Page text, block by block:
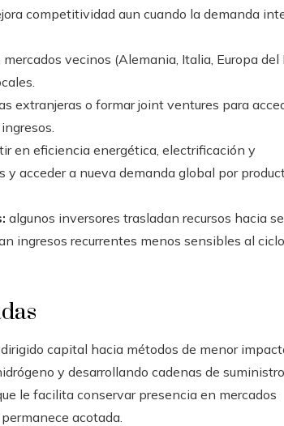
competitividad aun cuando la demanda
vecinos (Alemania, Italia, Europa del
extranjeras o formar joint ventures para
en eficiencia energética, electrificación y
acceder a nueva demanda global por
algunos inversores trasladan recursos hacia
ingresos recurrentes menos sensibles al
capital hacia métodos de menor
y desarrollando cadenas de
le facilita conservar presencia en mercados
acotada.